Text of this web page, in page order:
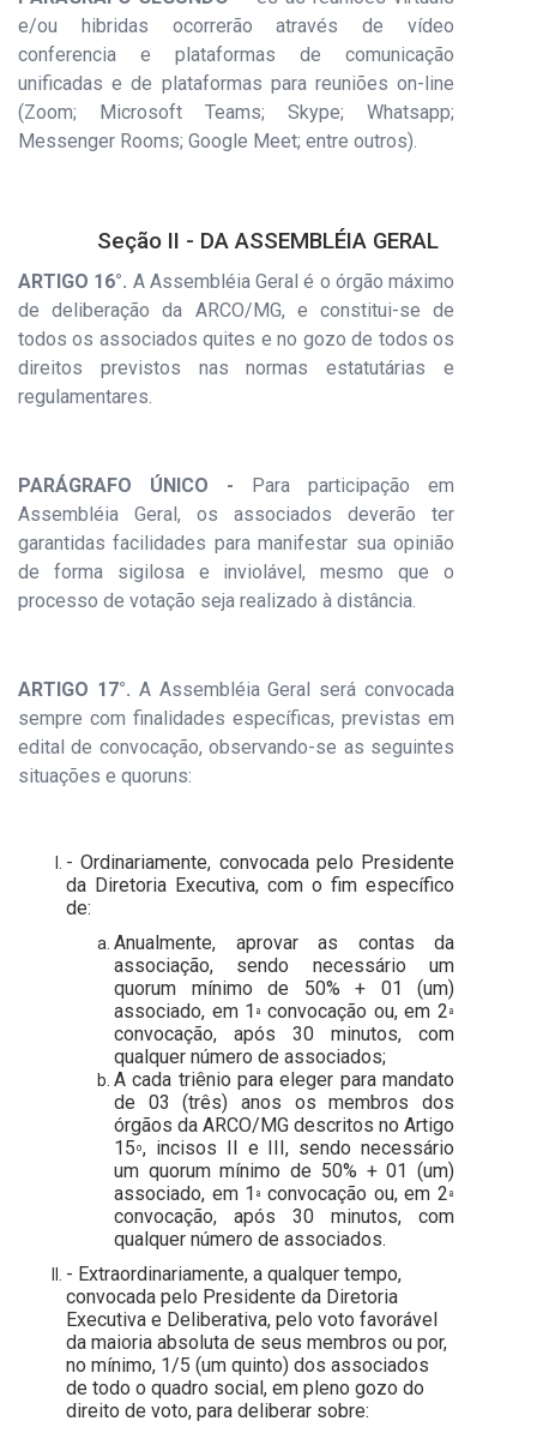
e/ou hibridas ocorrerão através de vídeo
conferencia e plataformas de comunicação
unificadas e de plataformas para reuniões on-line
(Zoom; Microsoft Teams; Skype; Whatsapp;
Messenger Rooms; Google Meet; entre outros).
Seção II - DA ASSEMBLÉIA GERAL
ARTIGO 16°. A Assembléia Geral é o órgão máximo
de deliberação da ARCO/MG, e constitui-se de
todos os associados quites e no gozo de todos os
direitos previstos nas normas estatutárias e
regulamentares.
PARÁGRAFO ÚNICO -
Para participação em
Assembléia Geral, os associados deverão ter
garantidas facilidades para manifestar sua opinião
de forma sigilosa e inviolável, mesmo que o
processo de votação seja realizado à distância.
ARTIGO 17°. A Assembléia Geral será convocada
sempre com finalidades específicas, previstas em
edital de convocação, observando-se as seguintes
situações e quoruns:
- Ordinariamente, convocada pelo Presidente
da Diretoria Executiva, com o fim específico
de:
Anualmente, aprovar as contas da
associação, sendo necessário um
quorum mínimo de 50% + 01 (um)
associado, em 1 ªconvocação ou, em 2ª
convocação, após 30 minutos, com
qualquer número de associados;
A cada triênio para eleger para mandato
de 03 (três) anos os membros dos
órgãos da ARCO/MG descritos no Artigo
15º, incisos II e III, sendo necessário
um quorum mínimo de 50% + 01 (um)
associado, em 1 ªconvocação ou, em 2ª
convocação, após 30 minutos, com
qualquer número de associados.
- Extraordinariamente, a qualquer tempo,
convocada pelo Presidente da Diretoria
Executiva e Deliberativa, pelo voto favorável
da maioria absoluta de seus membros ou por,
no mínimo, 1/5 (um quinto) dos associados
de todo o quadro social, em pleno gozo do
direito de voto, para deliberar sobre: